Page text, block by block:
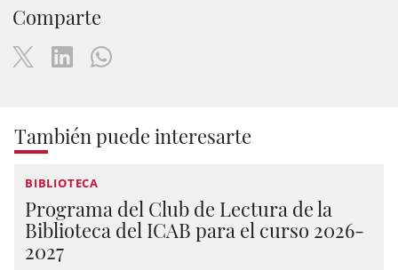
Comparte
También puede interesarte
BIBLIOTECA
Programa del Club de Lectura de la
Biblioteca del ICAB para el curso 2026-
2027